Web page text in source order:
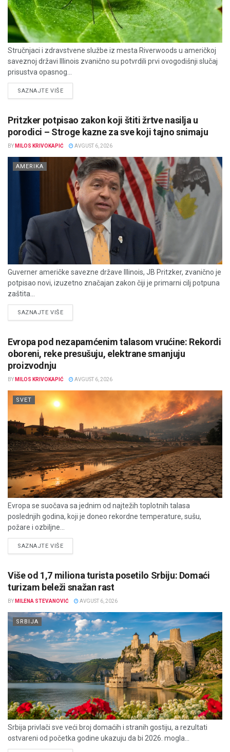
Stručnjaci i zdravstvene službe iz mesta Riverwoods u američkoj
saveznoj državi Illinois zvanično su potvrdili prvi ovogodišnji slučaj
prisustva opasnog...
SAZNAJTE VIŠEDETAILS
Pritzker potpisao zakon koji štiti žrtve nasilja u
porodici – Stroge kazne za sve koji tajno snimaju
BY MILOS KRIVOKAPIĆ AVGUST 6, 2026
AMERIKA
Guverner američke savezne države Illinois, JB Pritzker, zvanično je
potpisao novi, izuzetno značajan zakon čiji je primarni cilj potpuna
zaštita...
SAZNAJTE VIŠEDETAILS
Evropa pod nezapamćenim talasom vrućine: Rekordi
oboreni, reke presušuju, elektrane smanjuju
proizvodnju
BY MILOS KRIVOKAPIĆ AVGUST 6, 2026
SVET
Evropa se suočava sa jednim od najtežih toplotnih talasa
poslednjih godina, koji je doneo rekordne temperature, sušu,
požare i ozbiljne...
SAZNAJTE VIŠEDETAILS
Više od 1,7 miliona turista posetilo Srbiju: Domaći
turizam beleži snažan rast
BY MILENA STEVANOVIĆ AVGUST 6, 2026
SRBIJA
Srbija privlači sve veći broj domaćih i stranih gostiju, a rezultati
ostvareni od početka godine ukazuju da bi 2026. mogla...